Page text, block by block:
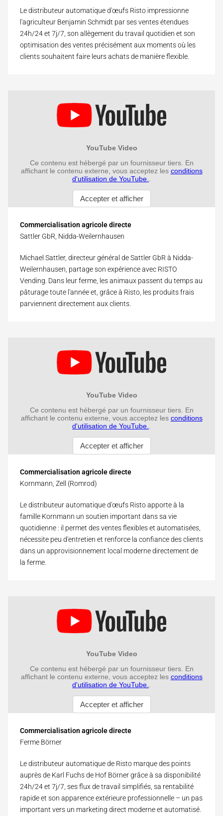
Le distributeur automatique d'œufs Risto impressionne
l'agriculteur Benjamin Schmidt par ses ventes étendues
24h/24 et 7j/7, son allègement du travail quotidien et son
optimisation des ventes précisément aux moments où les
clients souhaitent faire leurs achats de manière flexible.
Commercialisation agricole directe
Sattler GbR, Nidda-Weilernhausen
Michael Sattler, directeur général de Sattler GbR à Nidda-
Weilernhausen, partage son expérience avec RISTO
Vending. Dans leur ferme, les animaux passent du temps au
pâturage toute l'année et, grâce à Risto, les produits frais
parviennent directement aux clients.
Commercialisation agricole directe
Kornmann, Zell (Romrod)
Le distributeur automatique d'œufs Risto apporte à la
famille Kornmann un soutien important dans sa vie
quotidienne : il permet des ventes flexibles et automatisées,
nécessite peu d'entretien et renforce la confiance des clients
dans un approvisionnement local moderne directement de
la ferme.
Commercialisation agricole directe
Ferme Börner
Le distributeur automatique de Risto marque des points
auprès de Karl Fuchs de Hof Börner grâce à sa disponibilité
24h/24 et 7j/7, ses flux de travail simplifiés, sa rentabilité
rapide et son apparence extérieure professionnelle – un pas
important vers un marketing direct moderne et automatisé.